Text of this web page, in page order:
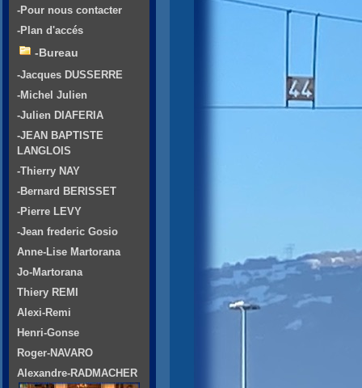
-Pour nous contacter
-Plan d'accés
-Bureau
-Jacques DUSSERRE
-Michel Julien
-Julien DIAFERIA
-JEAN BAPTISTE
LANGLOIS
-Thierry NAY
-Bernard BERISSET
-Pierre LEVY
-Jean frederic Gosio
Anne-Lise Martorana
Jo-Martorana
Thiery REMI
Alexi-Remi
Henri-Gonse
Roger-NAVARO
Alexandre-RADMACHER